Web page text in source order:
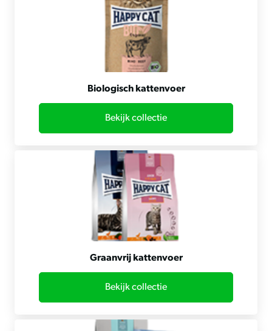
Biologisch kattenvoer
Bekijk collectie
Graanvrij kattenvoer
Bekijk collectie